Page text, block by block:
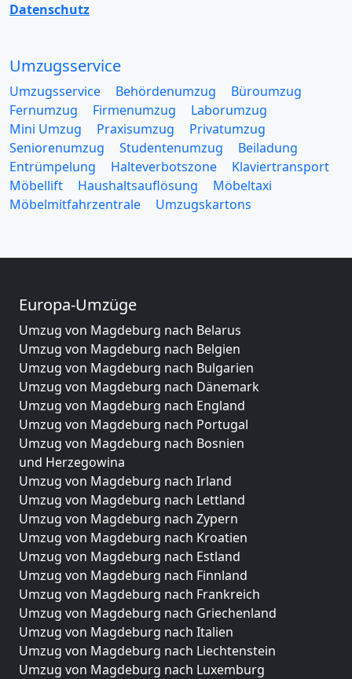
Datenschutz
Umzugsservice
Umzugsservice Behördenumzug
Büroumzug
Fernumzug
Firmenumzug
Laborumzug
Mini Umzug
Praxisumzug
Privatumzug
Seniorenumzug
Studentenumzug
Beiladung
Entrümpelung
Halteverbotszone
Klaviertransport
Möbellift
Haushaltsauflösung
Möbeltaxi
Möbelmitfahrzentrale
Umzugskartons
Europa-Umzüge
Umzug von Magdeburg nach Belarus
Umzug von Magdeburg nach Belgien
Umzug von Magdeburg nach Bulgarien
Umzug von Magdeburg nach Dänemark
Umzug von Magdeburg nach England
Umzug von Magdeburg nach Portugal
Umzug von Magdeburg nach Bosnien
und Herzegowina
Umzug von Magdeburg nach Irland
Umzug von Magdeburg nach Lettland
Umzug von Magdeburg nach Zypern
Umzug von Magdeburg nach Kroatien
Umzug von Magdeburg nach Estland
Umzug von Magdeburg nach Finnland
Umzug von Magdeburg nach Frankreich
Umzug von Magdeburg nach Griechenland
Umzug von Magdeburg nach Italien
Umzug von Magdeburg nach Liechtenstein
Umzug von Magdeburg nach Luxemburg